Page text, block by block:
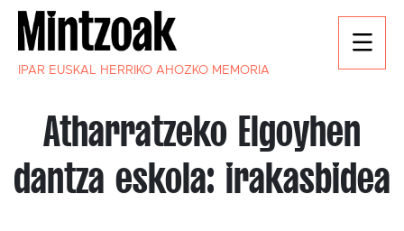
IPAR EUSKAL HERRIKO AHOZKO MEMORIA
Atharratzeko Elgoyhen
dantza eskola: irakasbidea